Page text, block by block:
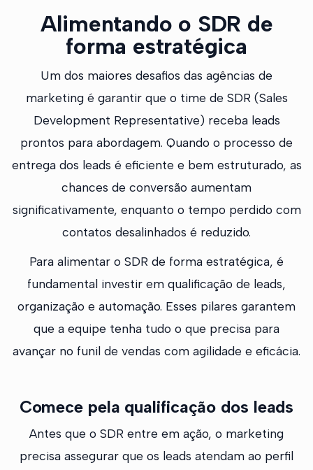
Alimentando o SDR de
forma estratégica
Um dos maiores desafios das agências de
marketing é garantir que o time de SDR (Sales
Development Representative) receba leads
prontos para abordagem. Quando o processo de
entrega dos leads é eficiente e bem estruturado, as
chances de conversão aumentam
significativamente, enquanto o tempo perdido com
contatos desalinhados é reduzido.
Para alimentar o SDR de forma estratégica, é
fundamental investir em qualificação de leads,
organização e automação. Esses pilares garantem
que a equipe tenha tudo o que precisa para
avançar no funil de vendas com agilidade e eficácia.
Comece pela qualificação dos leads
Antes que o SDR entre em ação, o marketing
precisa assegurar que os leads atendam ao perfil